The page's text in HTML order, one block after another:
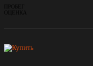
ПРОБЕГ
ОЦЕНКА